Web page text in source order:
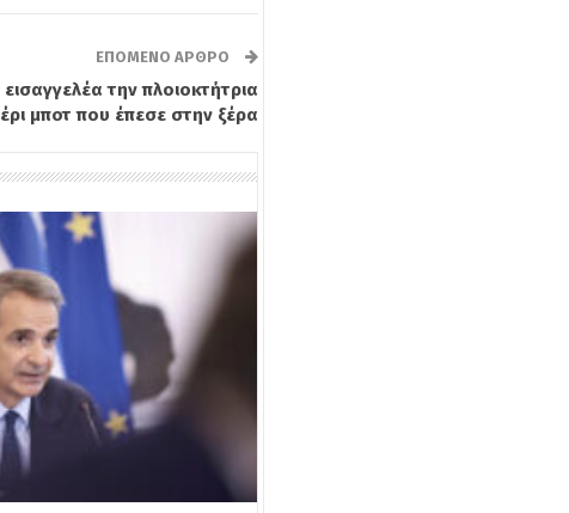
ΕΠΌΜΕΝΟ ΆΡΘΡΟ
την πλοιοκτήτρια
μποτ που έπεσε στην ξέρα